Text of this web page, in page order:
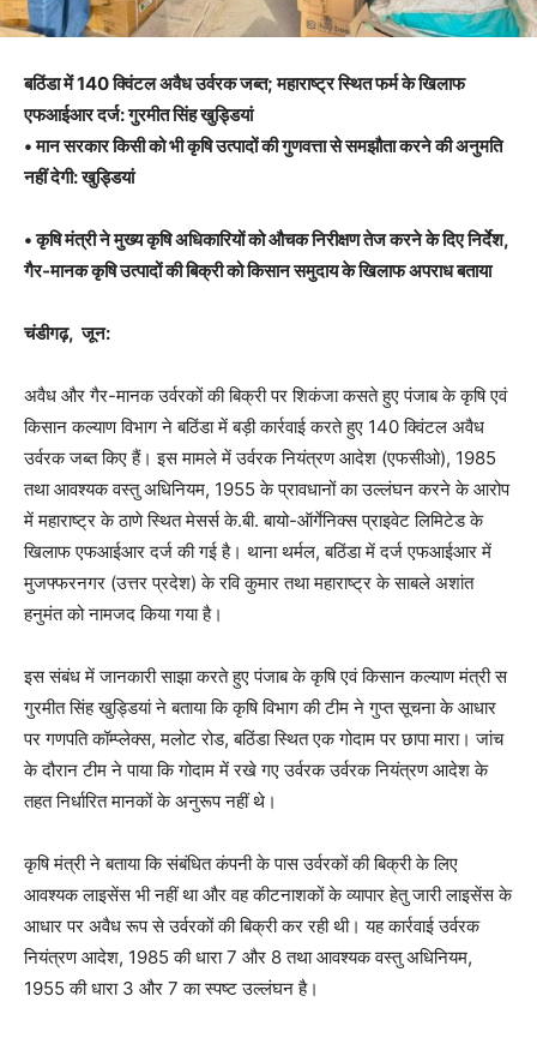
बठिंडा में 140 क्विंटल अवैध उर्वरक जब्त; महाराष्ट्र स्थित फर्म के खिलाफ
एफआईआर दर्ज: गुरमीत सिंह खुड्डियां
• मान सरकार किसी को भी कृषि उत्पादों की गुणवत्ता से समझौता करने की अनुमति
नहीं देगी: खुड्डियां
• कृषि मंत्री ने मुख्य कृषि अधिकारियों को औचक निरीक्षण तेज करने के दिए निर्देश,
गैर-मानक कृषि उत्पादों की बिक्री को किसान समुदाय के खिलाफ अपराध बताया
चंडीगढ़, जून:
अवैध और गैर-मानक उर्वरकों की बिक्री पर शिकंजा कसते हुए पंजाब के कृषि एवं
किसान कल्याण विभाग ने बठिंडा में बड़ी कार्रवाई करते हुए 140 क्विंटल अवैध
उर्वरक जब्त किए हैं। इस मामले में उर्वरक नियंत्रण आदेश (एफसीओ), 1985
तथा आवश्यक वस्तु अधिनियम, 1955 के प्रावधानों का उल्लंघन करने के आरोप
में महाराष्ट्र के ठाणे स्थित मेसर्स के.बी. बायो-ऑर्गेनिक्स प्राइवेट लिमिटेड के
खिलाफ एफआईआर दर्ज की गई है। थाना थर्मल, बठिंडा में दर्ज एफआईआर में
मुजफ्फरनगर (उत्तर प्रदेश) के रवि कुमार तथा महाराष्ट्र के साबले अशांत
हनुमंत को नामजद किया गया है।
इस संबंध में जानकारी साझा करते हुए पंजाब के कृषि एवं किसान कल्याण मंत्री स
गुरमीत सिंह खुड्डियां ने बताया कि कृषि विभाग की टीम ने गुप्त सूचना के आधार
पर गणपति कॉम्प्लेक्स, मलोट रोड, बठिंडा स्थित एक गोदाम पर छापा मारा। जांच
के दौरान टीम ने पाया कि गोदाम में रखे गए उर्वरक उर्वरक नियंत्रण आदेश के
तहत निर्धारित मानकों के अनुरूप नहीं थे।
कृषि मंत्री ने बताया कि संबंधित कंपनी के पास उर्वरकों की बिक्री के लिए
आवश्यक लाइसेंस भी नहीं था और वह कीटनाशकों के व्यापार हेतु जारी लाइसेंस के
आधार पर अवैध रूप से उर्वरकों की बिक्री कर रही थी। यह कार्रवाई उर्वरक
नियंत्रण आदेश, 1985 की धारा 7 और 8 तथा आवश्यक वस्तु अधिनियम,
1955 की धारा 3 और 7 का स्पष्ट उल्लंघन है।